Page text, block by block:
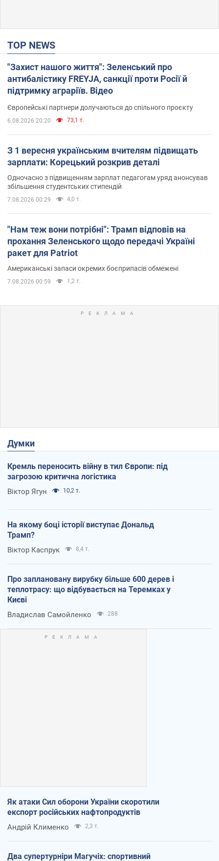
TOP NEWS
"Захист нашого життя": Зеленський про
антибалістику FREYJA, санкції проти Росії й
підтримку аграріїв. Відео
Європейські партнери долучаються до спільного проєкту
6.08.2026 20:20 73,1 т.
З 1 вересня українським вчителям підвищать
зарплати: Корецький розкрив деталі
Одночасно з підвищенням зарплат педагогам уряд анонсував
збільшення студентських стипендій
7.08.2026 00:29 4,0 т.
"Нам теж вони потрібні": Трамп відповів на
прохання Зеленського щодо передачі Україні
ракет для Patriot
Американські запаси окремих боєприпасів обмежені
7.08.2026 00:59 1,2 т.
Думки
Кремль переносить війну в тил Європи: під
загрозою критична логістика
Віктор Ягун 10,2 т.
На якому боці історії виступає Дональд
Трамп?
Віктор Каспрук 8,4 т.
Про заплановану вирубку більше 600 дерев і
теплотрасу: що відбувається на Теремках у
Києві
Владислав Самойленко 288
Як атаки Сил оборони України скоротили
експорт російських нафтопродуктів
Андрій Клименко 2,3 т.
Два супертурніри Магучіх: спортивний